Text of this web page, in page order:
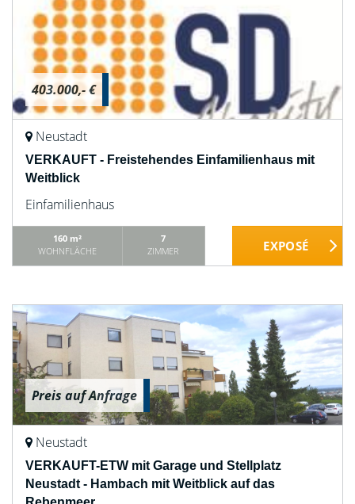
403.000,- €
Neustadt
VERKAUFT - Freistehendes Einfamilienhaus mit
Weitblick
Einfamilienhaus
160 m²
WOHNFLÄCHE
7
ZIMMER
Preis auf Anfrage
Neustadt
VERKAUFT-ETW mit Garage und Stellplatz
Neustadt - Hambach mit Weitblick auf das